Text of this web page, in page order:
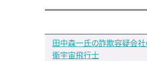
田中森一氏の詐欺容疑会
衛宇宙飛行士